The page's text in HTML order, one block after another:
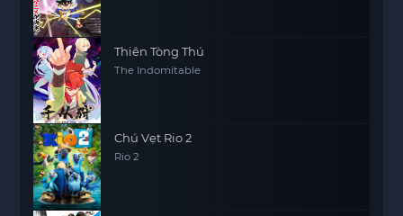
Thiên Tòng Thú
The Indomitable
Chú Vẹt Rio 2
Rio 2